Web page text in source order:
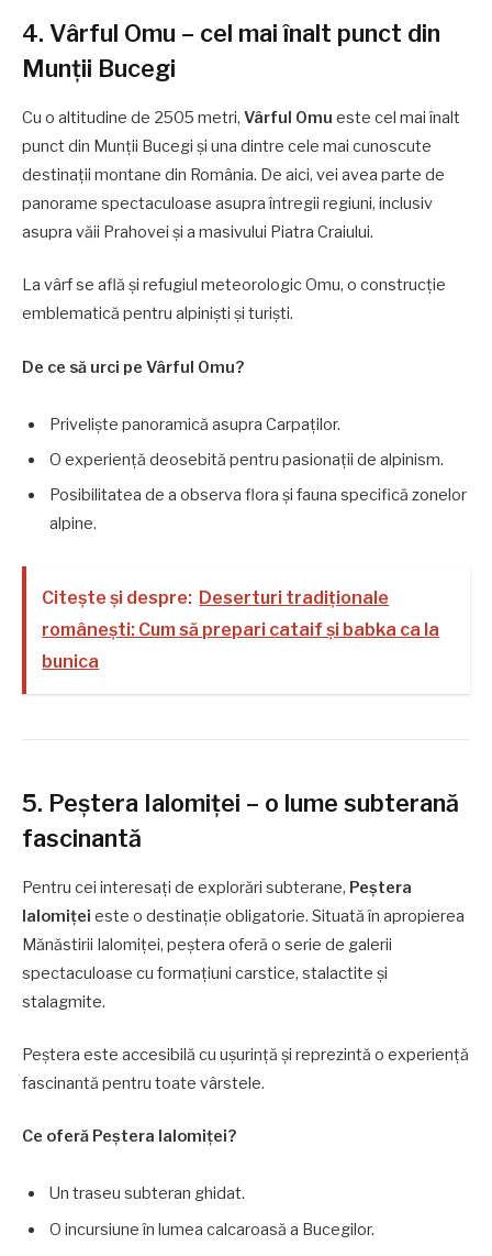
4. Vârful Omu – cel mai înalt punct din
Munții Bucegi
Cu o altitudine de 2505 metri, Vârful Omu este cel mai înalt
punct din Munții Bucegi și una dintre cele mai cunoscute
destinații montane din România. De aici, vei avea parte de
panorame spectaculoase asupra întregii regiuni, inclusiv
asupra văii Prahovei și a masivului Piatra Craiului.
La vârf se află și refugiul meteorologic Omu, o construcție
emblematică pentru alpiniști și turiști.
De ce să urci pe Vârful Omu?
Priveliște panoramică asupra Carpaților.
O experiență deosebită pentru pasionații de alpinism.
Posibilitatea de a observa flora și fauna specifică zonelor
alpine.
Citește și despre: Deserturi tradiționale
românești: Cum să prepari cataif și babka ca la
bunica
5. Peștera Ialomiței – o lume subterană
fascinantă
Pentru cei interesați de explorări subterane, Peștera
Ialomiței este o destinație obligatorie. Situată în apropierea
Mănăstirii Ialomiței, peștera oferă o serie de galerii
spectaculoase cu formațiuni carstice, stalactite și
stalagmite.
Peștera este accesibilă cu ușurință și reprezintă o experiență
fascinantă pentru toate vârstele.
Ce oferă Peștera Ialomiței?
Un traseu subteran ghidat.
O incursiune în lumea calcaroasă a Bucegilor.